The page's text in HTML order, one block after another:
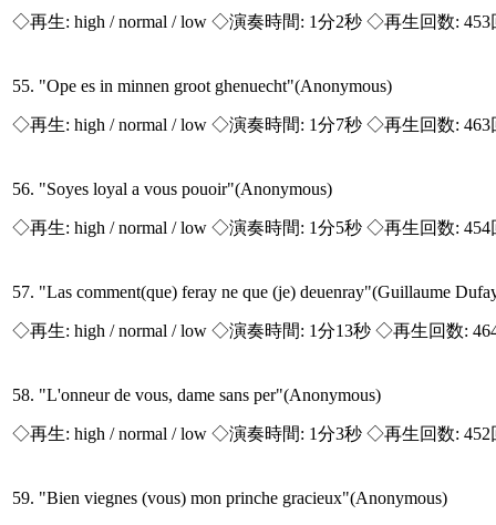
◇再生: high / normal / low ◇演奏時間: 1分2秒 ◇再生回数:
55. "Ope es in minnen groot ghenuecht"(Anonymous)
◇再生: high / normal / low ◇演奏時間: 1分7秒 ◇再生回数:
56. "Soyes loyal a vous pouoir"(Anonymous)
◇再生: high / normal / low ◇演奏時間: 1分5秒 ◇再生回数:
57. "Las comment(que) feray ne que (je) deuenray"(Guillaume
◇再生: high / normal / low ◇演奏時間: 1分13秒 ◇再生回数:
58. "L'onneur de vous, dame sans per"(Anonymous)
◇再生: high / normal / low ◇演奏時間: 1分3秒 ◇再生回数:
59. "Bien viegnes (vous) mon prinche gracieux"(Anonymous)